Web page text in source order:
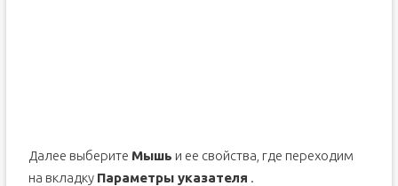
Далее выберите Мышь и ее свойства, где переходим
на вкладку Параметры указателя .